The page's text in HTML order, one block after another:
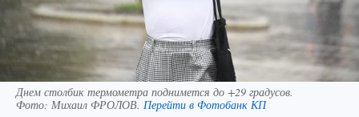
Днем столбик термометра поднимется до +29 градусов.
Фото: Михаил ФРОЛОВ. Перейти в Фотобанк КП